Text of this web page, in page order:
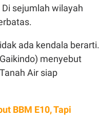
sejumlah wilayah
ada kendala berarti.
menyebut
Air siap
BBM E10, Tapi